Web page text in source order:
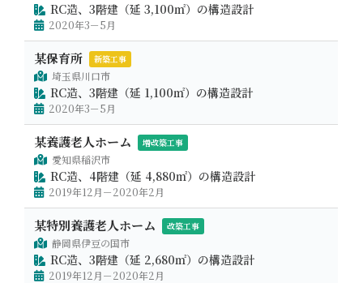
RC造、3階建（延 3,100㎡）の構造設計
2020年3－5月
某保育所 新築工事
埼玉県川口市
RC造、3階建（延 1,100㎡）の構造設計
2020年3－5月
某養護老人ホーム 増改築工事
愛知県稲沢市
RC造、4階建（延 4,880㎡）の構造設計
2019年12月－2020年2月
某特別養護老人ホーム 改築工事
静岡県伊豆の国市
RC造、3階建（延 2,680㎡）の構造設計
2019年12月－2020年2月